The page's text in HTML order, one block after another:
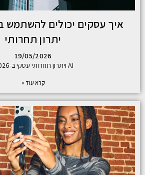
יתרון תחרותי
19/05/2026
AI ויתרון תחרותי עסקי ב-2026:
קרא עוד »